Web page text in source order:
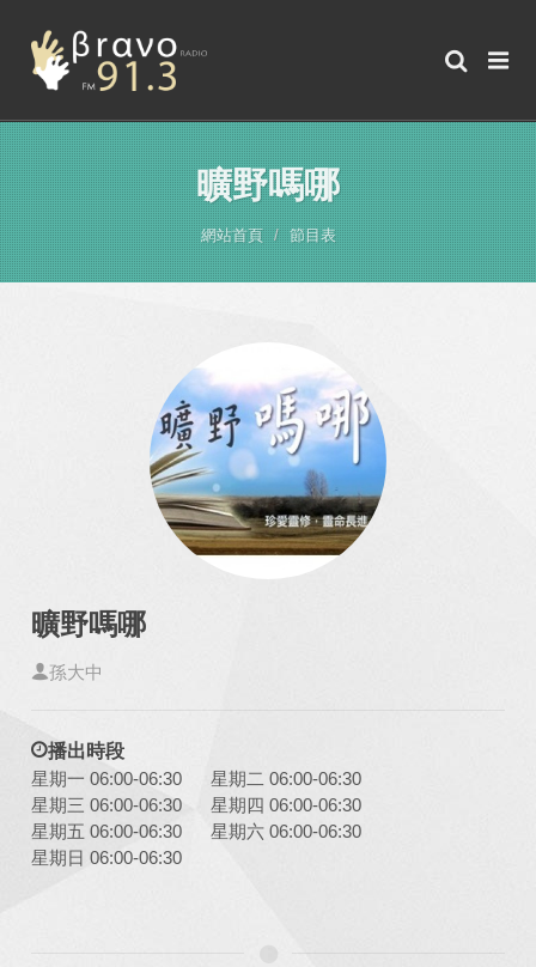
曠野嗎哪
網站首頁 節目表
曠野嗎哪
孫大中
播出時段
星期一 06:00-06:30
星期二 06:00-06:30
星期三 06:00-06:30
星期四 06:00-06:30
星期五 06:00-06:30
星期六 06:00-06:30
星期日 06:00-06:30